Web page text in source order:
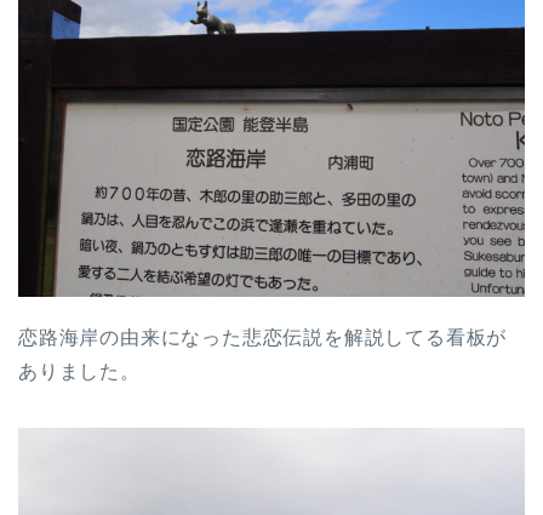
恋路海岸の由来になった悲恋伝説を解説してる看板が
ありました。